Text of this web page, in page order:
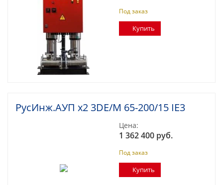
Под заказ
Купить
РусИнж.АУП х2 3DE/M 65-200/15 IE3
Цена:
1 362 400 руб.
Под заказ
Купить